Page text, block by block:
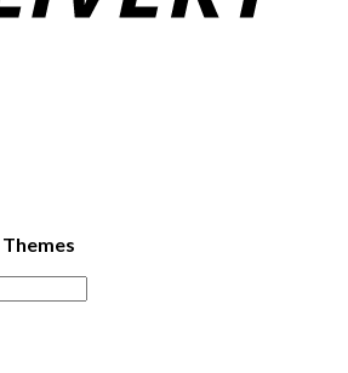
Themes